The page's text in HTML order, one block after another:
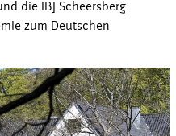
die IBJ Scheersberg
zum Deutschen